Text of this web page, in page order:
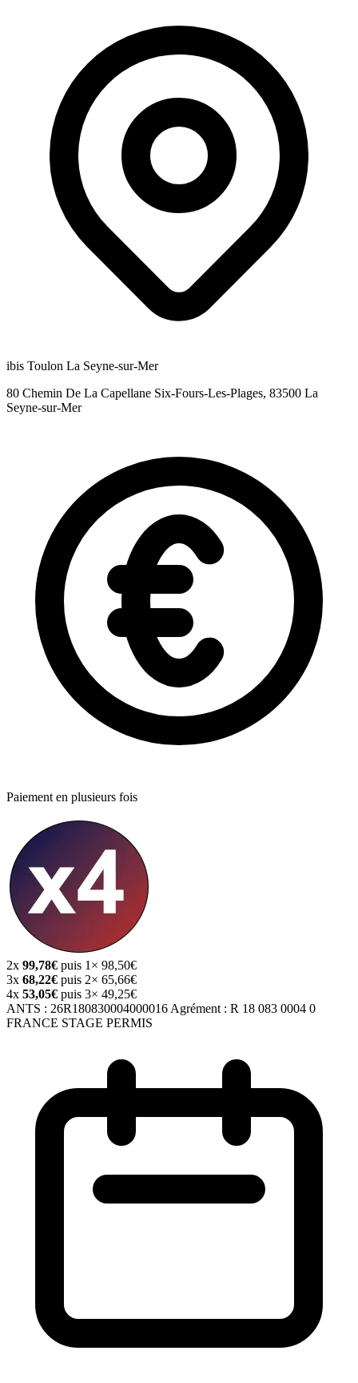
ibis Toulon La Seyne-sur-Mer
80 Chemin De La Capellane Six-Fours-Les-Plages, 83500 La
Seyne-sur-Mer
Paiement en plusieurs fois
2x 99,78€ puis 1× 98,50€
3x 68,22€ puis 2× 65,66€
4x 53,05€ puis 3× 49,25€
ANTS : 26R180830004000016 Agrément : R 18 083 0004 0
FRANCE STAGE PERMIS